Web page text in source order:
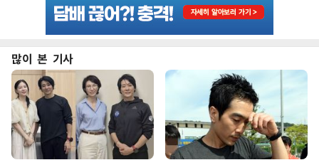
많이 본 기사